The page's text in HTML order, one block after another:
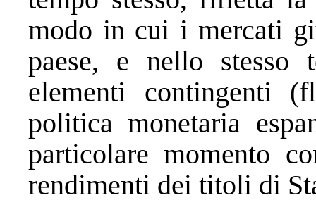
modo in cui i mercati
paese, e nello stesso
elementi contingenti
politica monetaria
particolare momento
rendimenti dei titoli di